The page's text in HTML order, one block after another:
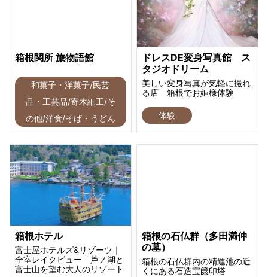
箱根関所 旅物語館
和菓子・洋菓子/民芸
品・工芸品/寄木細工/そ
の他/洋食/そば・うどん
ドレスDE変身写真館 ス
タジオドリーム
美しい変身写真が気軽に撮れ
る店 箱根でお姫様体験
体験
箱根ホテル
富士屋ホテルズ&リゾーツ｜
全室レイクビュー 芦ノ湖と
富士山を望む大人のリゾート
箱根の石仏群（多田満仲
の墓）
箱根の石仏群内の精進池の近
くにある石造宝篋印塔